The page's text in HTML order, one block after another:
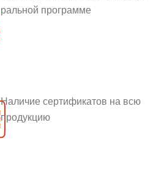
ральной программе
Наличие сертификатов на всю
продукцию